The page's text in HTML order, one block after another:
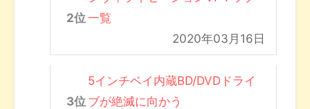
一覧
2020年03月16日
5インチベイ内蔵BD/DVDドライ
ブが絶滅に向かう